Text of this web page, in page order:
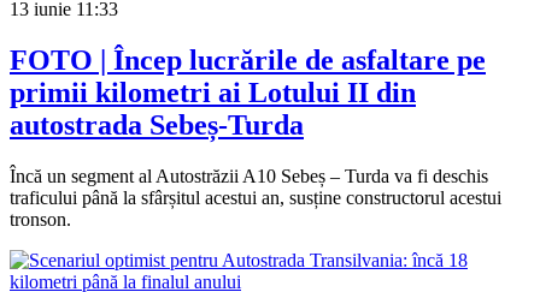
13 iunie 11:33
FOTO | Încep lucrările de asfaltare pe
primii kilometri ai Lotului II din
autostrada Sebeș-Turda
Încă un segment al Autostrăzii A10 Sebeș – Turda va fi deschis
traficului până la sfârșitul acestui an, susține constructorul acestui
tronson.